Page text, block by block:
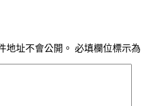
地址不會公開。 必填欄位標示為